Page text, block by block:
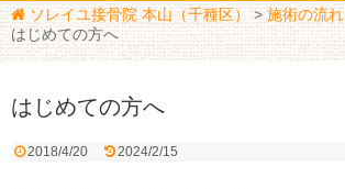
ソレイユ接骨院 本山（千種区） >施術の流れ
はじめての方へ
はじめての方へ
2018/4/20 2024/2/15